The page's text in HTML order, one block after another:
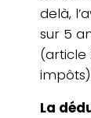
delà,
sur 5
(article
La